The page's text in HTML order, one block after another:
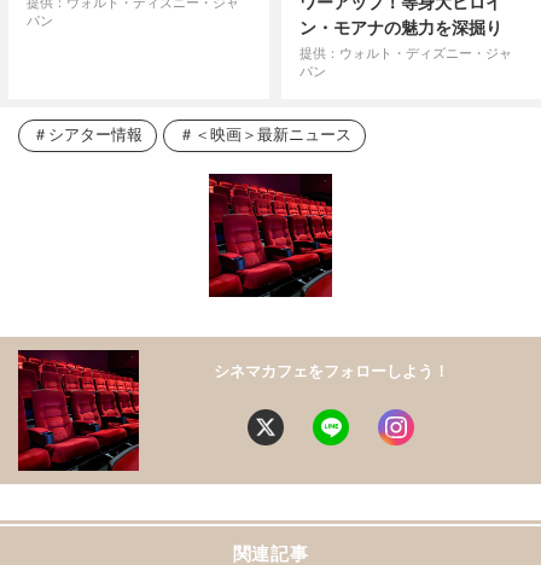
パン
ン・モアナの魅力を深掘り
提供：ウォルト・ディズニー・ジャ
パン
シアター情報 ＜映画＞最新ニュース
シネマカフェをフォローしよう！
関連記事